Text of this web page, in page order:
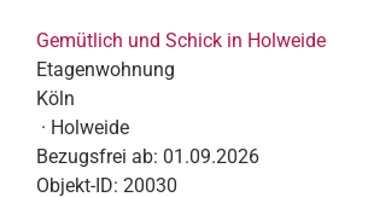
Gemütlich und Schick in Holweide
Etagenwohnung
Köln
· Holweide
Bezugsfrei ab: 01.09.2026
Objekt-ID: 20030